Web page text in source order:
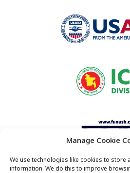
Manage Cookie
We use technologies like cookies to store
information. We do this to improve